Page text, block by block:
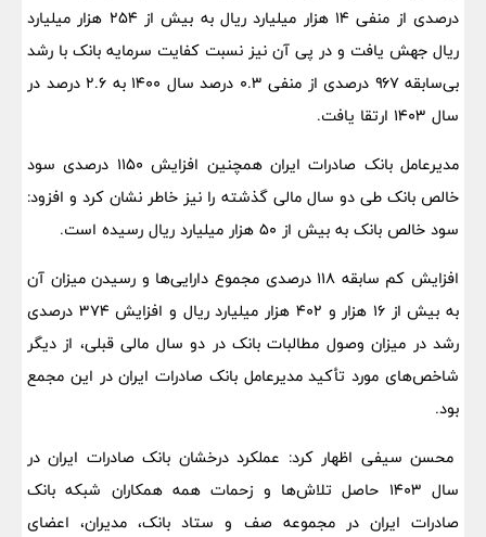
درصدی از منفی ۱۴ هزار میلیارد ریال به بیش از ۲۵۴ هزار میلیارد
ریال جهش یافت و در پی آن نیز نسبت کفایت سرمایه بانک با رشد
بی‌سابقه ۹۶۷ درصدی از منفی ۰.۳ درصد سال ۱۴۰۰ به ۲.۶ درصد در
سال ۱۴۰۳ ارتقا یافت.
مدیرعامل بانک صادرات ایران همچنین افزایش ۱۱۵۰ درصدی سود
خالص بانک طی دو سال مالی گذشته را نیز خاطر نشان کرد و افزود:
سود خالص بانک به بیش از ۵۰ هزار میلیارد ریال رسیده است.
افزایش کم سابقه ۱۱۸ درصدی مجموع دارایی‌ها و رسیدن میزان آن
به بیش از ۱۶ هزار و ۴۰۲ هزار میلیارد ریال و افزایش ۳۷۴ درصدی
رشد در میزان وصول مطالبات بانک در دو سال مالی قبلی، از دیگر
شاخص‌های مورد تأکید مدیرعامل بانک صادرات ایران در این مجمع
بود.
محسن سیفی اظهار کرد: عملکرد درخشان بانک صادرات ایران در
سال ۱۴۰۳ حاصل تلاش‌ها و زحمات همه همکاران شبکه بانک
صادرات ایران در مجموعه صف و ستاد بانک، مدیران، اعضای